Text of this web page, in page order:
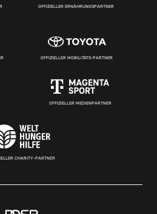
OFFIZIELLER ERNÄHRUNGSPARTNER
OFFIZIELLER MOBILITÄTS-PARTNER
OFFIZIELLER MEDIENPARTNER
CHARITY-PARTNER